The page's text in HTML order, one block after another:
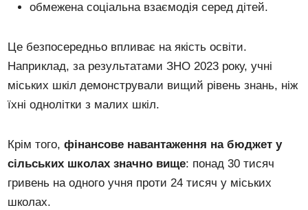
обмежена соціальна взаємодія серед дітей.
Це безпосередньо впливає на якість освіти.
Наприклад, за результатами ЗНО 2023 року, учні
міських шкіл демонстрували вищий рівень знань, ніж
їхні однолітки з малих шкіл.
Крім того,фінансове навантаження на бюджет у
сільських школах значно вище: понад 30 тисяч
гривень на одного учня проти 24 тисяч у міських
школах.